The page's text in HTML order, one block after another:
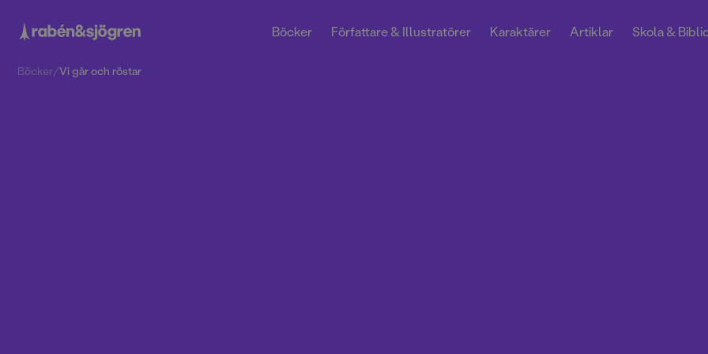
Böcker Författare & Illustratörer Karaktärer Artiklar Skola &
Böcker/Vi går och röstar